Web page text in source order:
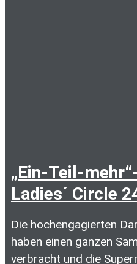
„Ein-Teil-
Ladies´ Circle
Die hochengagierten
haben einen ganzen
verbracht und die